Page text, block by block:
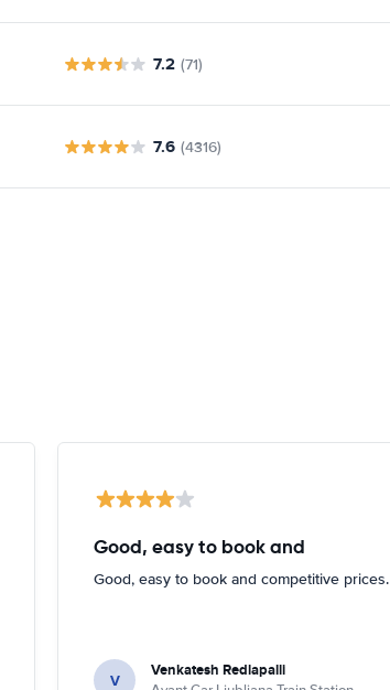
7.2 (71)
7.6 (4316)
Good, easy to book and
Good, easy to book and competitive prices.
V Venkatesh Redlapalli